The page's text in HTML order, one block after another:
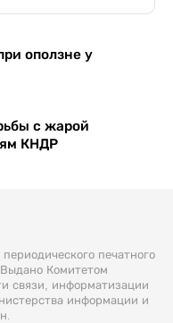
оползне у
с жарой
КНДР
печатного
Комитетом
связи, информатизации
информации и